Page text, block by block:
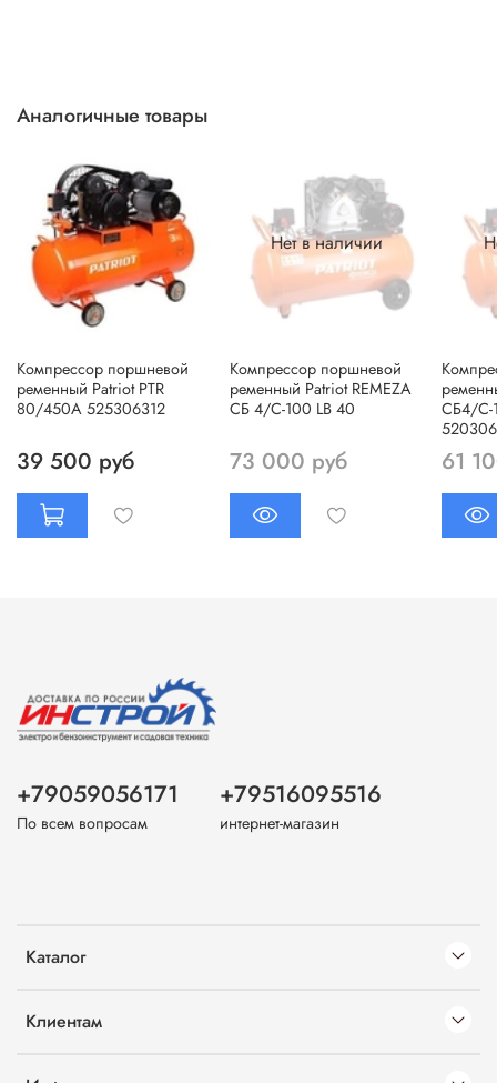
Аналогичные товары
Компрессор поршневой
ременный Patriot PTR
80/450A 525306312
39 500 руб
Нет в наличии
Компрессор поршневой
ременный Patriot REMEZA
СБ 4/С-100 LB 40
73 000 руб
СБ4/С-
61
Каталог
Клиентам
+79059056171
По всем вопросам
+79516095516
интернет-магазин